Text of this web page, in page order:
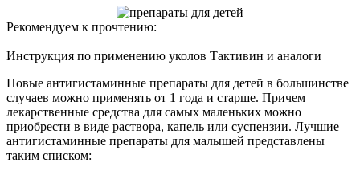
Рекомендуем к прочтению:
Инструкция по применению уколов Тактивин и аналоги
Новые антигистаминные препараты для детей в большинстве
случаев можно применять от 1 года и старше. Причем
лекарственные средства для самых маленьких можно
приобрести в виде раствора, капель или суспензии. Лучшие
антигистаминные препараты для малышей представлены
таким списком: